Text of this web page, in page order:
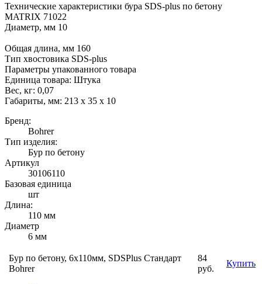
Технические характеристики бура SDS-plus по бетону
MATRIX 71022
Диаметр, мм 10
Общая длина, мм 160
Тип хвостовика SDS-plus
Параметры упакованного товара
Единица товара: Штука
Вес, кг: 0,07
Габариты, мм: 213 x 35 x 10
Бренд:
Bohrer
Тип изделия:
Бур по бетону
Артикул
30106110
Базовая единица
шт
Длина:
110 мм
Диаметр
6 мм
Бур по бетону, 6х110мм, SDSPlus Стандарт
Bohrer
84
руб.
Купить